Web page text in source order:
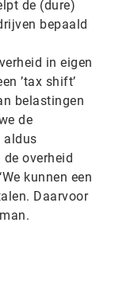
de (dure)
bepaald
in eigen
’tax shift’
belastingen
de
aldus
overheid
kunnen een
Daarvoor